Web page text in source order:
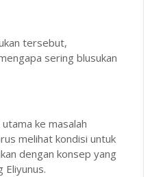
tersebut,
sering blusukan
ke masalah
melihat kondisi untuk
dengan konsep yang
Eliyunus.